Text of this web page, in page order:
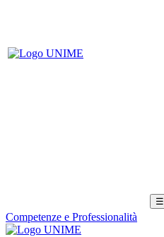
☰
Competenze e Professionalità